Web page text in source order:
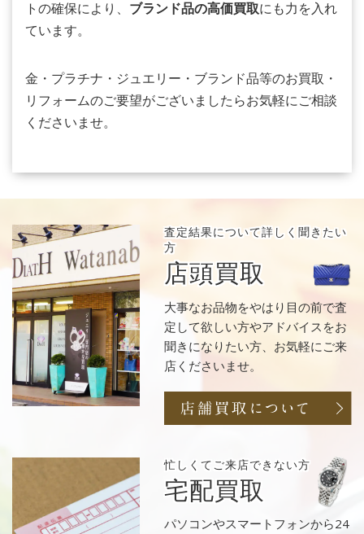
トの確保により、 ブランド品の高価買取にも力を入れ
ています。
金・プラチナ・ジュエリー・ブランド品等のお買取・
リフォームのご要望がございましたらお気軽にご相談
くださいませ。
査定結果について詳しく聞きたい
方
店頭買取
大事なお品物をやはり目の前で査
定して欲しい方やアドバイスをお
聞きになりたい方、お気軽にご来
店くださいませ。
忙しくてご来店できない方
宅配買取
パソコンやスマートフォンから24